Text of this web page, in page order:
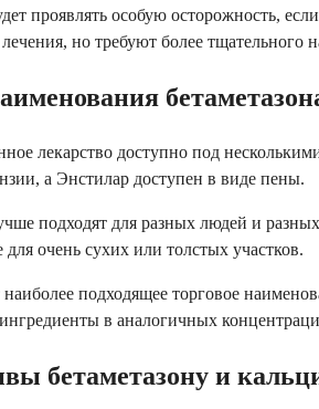
проявлять особую осторожность,
но требуют более тщательного
лекарство доступно под
а Энстилар доступен в виде пены.
подходят для разных людей и
очень сухих или толстых участков.
подходящее торговое
в аналогичных
бетаметазону и